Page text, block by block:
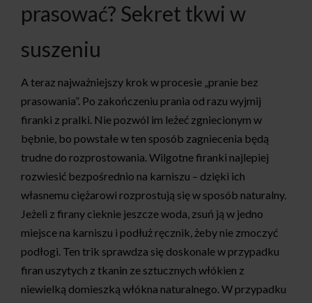
prasować? Sekret tkwi w
suszeniu
A teraz najważniejszy krok w procesie „pranie bez
prasowania”. Po zakończeniu prania od razu wyjmij
firanki z pralki. Nie pozwól im leżeć zgniecionym w
bębnie, bo powstałe w ten sposób zagniecenia będą
trudne do rozprostowania. Wilgotne firanki najlepiej
rozwiesić bezpośrednio na karniszu – dzięki ich
własnemu ciężarowi rozprostują się w sposób naturalny.
Jeżeli z firany cieknie jeszcze woda, zsuń ją w jedno
miejsce na karniszu i podłuż ręcznik, żeby nie zmoczyć
podłogi. Ten trik sprawdza się doskonale w przypadku
firan uszytych z tkanin ze sztucznych włókien z
niewielką domieszką włókna naturalnego. W przypadku